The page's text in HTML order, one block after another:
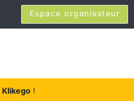
Espace organisateur
Klikego!